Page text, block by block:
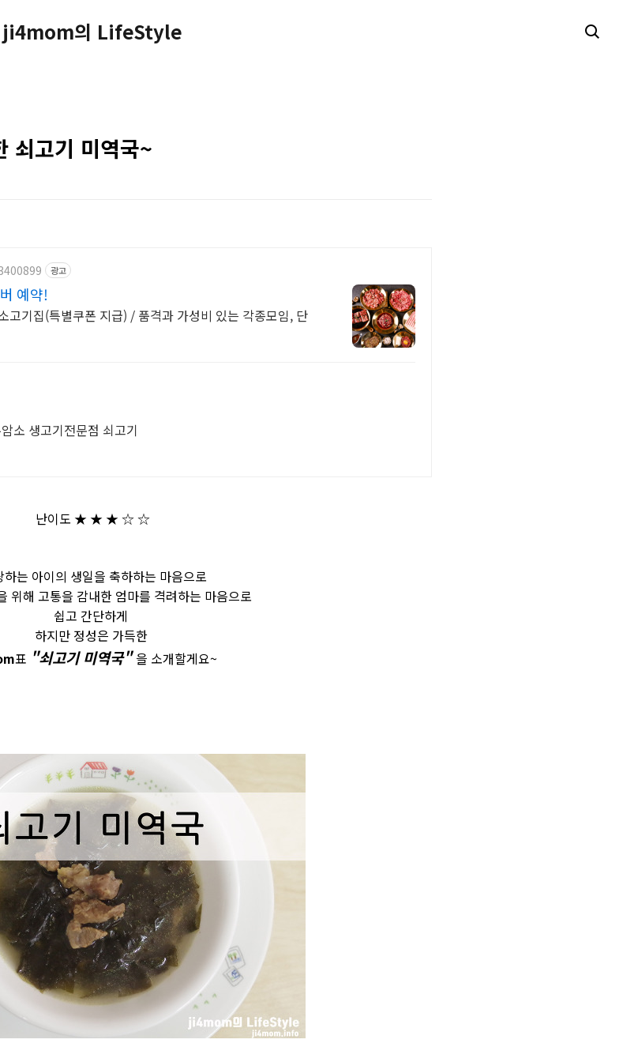
ji4mom의 LifeStyle
쇠고기 미역국~
광고
예약!
고기집(특별쿠폰 지급) / 품격과 가성비 있는 각종모임, 단
소 생고기전문점 쇠고기
난이도 ★ ★ ★ ☆ ☆
하는 아이의 생일을 축하하는 마음으로
위해 고통을 감내한 엄마를 격려하는 마음으로
쉽고 간단하게
하지만 정성은 가득한
표 "쇠고기미역국" 을 소개할게요~